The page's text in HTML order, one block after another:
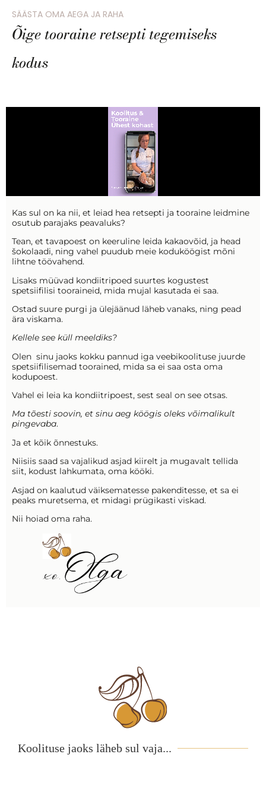
SÄÄSTA OMA AEGA JA RAHA
Õige tooraine retsepti tegemiseks
kodus
Kas sul on ka nii, et leiad hea retsepti ja tooraine leidmine
osutub parajaks peavaluks?
Tean, et tavapoest on keeruline leida kakaovõid, ja head
šokolaadi, ning vahel puudub meie koduköögist mõni
lihtne töövahend.
Lisaks müüvad kondiitripoed suurtes kogustest
spetsiifilisi tooraineid, mida mujal kasutada ei saa.
Ostad suure purgi ja ülejäänud läheb vanaks, ning pead
ära viskama.
Kellele see küll meeldiks?
Olen sinu jaoks kokku pannud iga veebikoolituse juurde
spetsiifilisemad toorained, mida sa ei saa osta oma
kodupoest.
Vahel ei leia ka kondiitripoest, sest seal on see otsas.
Ma tõesti soovin, et sinu aeg köögis oleks võimalikult
pingevaba.
Ja et kõik õnnestuks.
Niisiis saad sa vajalikud asjad kiirelt ja mugavalt tellida
siit, kodust lahkumata, oma kööki.
Asjad on kaalutud väiksematesse pakenditesse, et sa ei
peaks muretsema, et midagi prügikasti viskad.
Nii hoiad oma raha.
Koolituse jaoks läheb sul vaja...